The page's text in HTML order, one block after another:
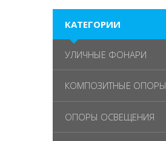
КАТЕГОРИИ
УЛИЧНЫЕ ФОНАРИ
КОМПОЗИТНЫЕ ОПОРЫ
ОПОРЫ ОСВЕЩЕНИЯ